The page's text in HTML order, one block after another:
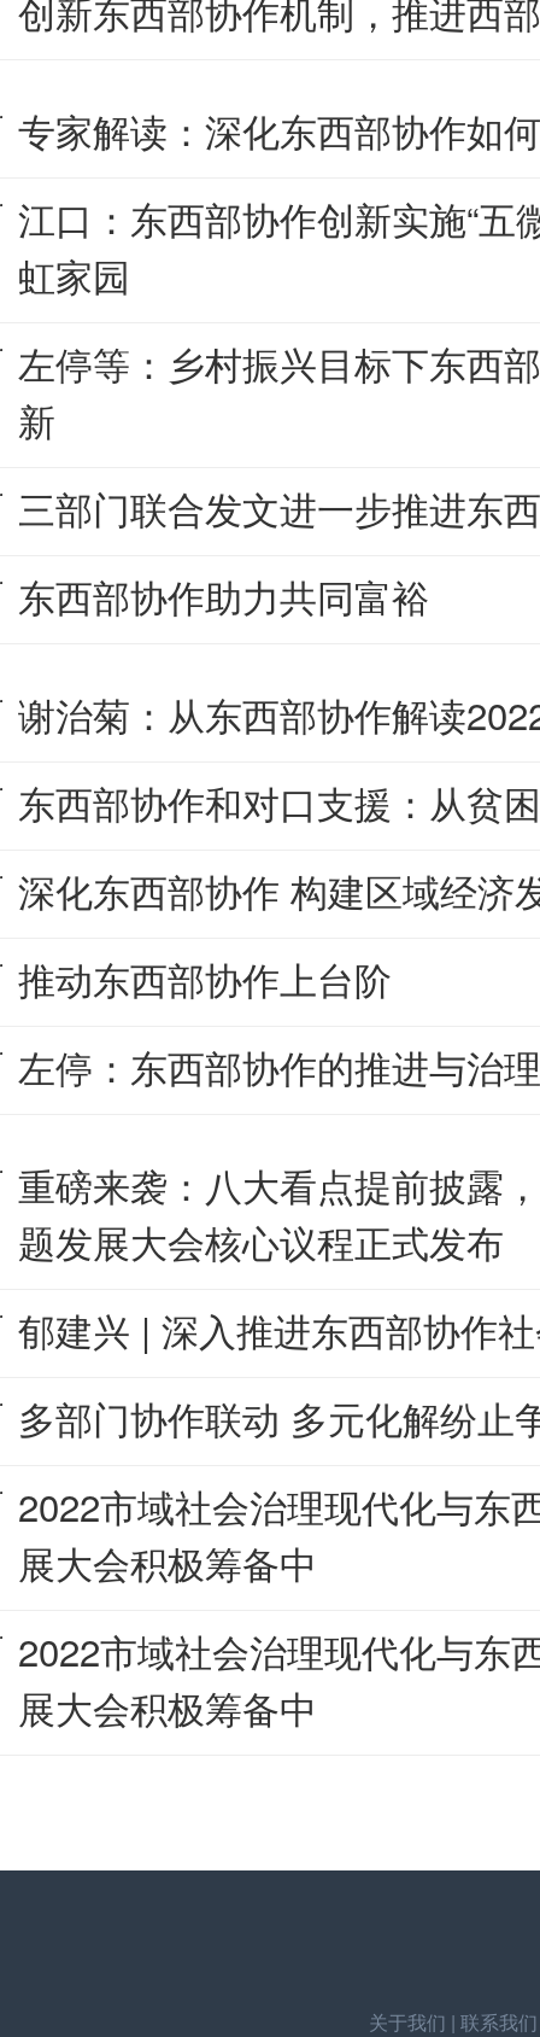
创新东西部协作机制，推进西
专家解读：深化东西部协作如
江口：东西部协作创新实施“五
虹家园
左停等：乡村振兴目标下东西
新
三部门联合发文进一步推进东
东西部协作助力共同富裕
谢治菊：从东西部协作解读
东西部协作和对口支援：从贫
深化东西部协作 构建区域经济
推动东西部协作上台阶
左停：东西部协作的推进与治
重磅来袭：八大看点提前披露
题发展大会核心议程正式发布
郁建兴 | 深入推进东西部协作
多部门协作联动 多元化解纷止
2022市域社会治理现代化与东
展大会积极筹备中
2022市域社会治理现代化与东
展大会积极筹备中
关于我们 | 联系我们